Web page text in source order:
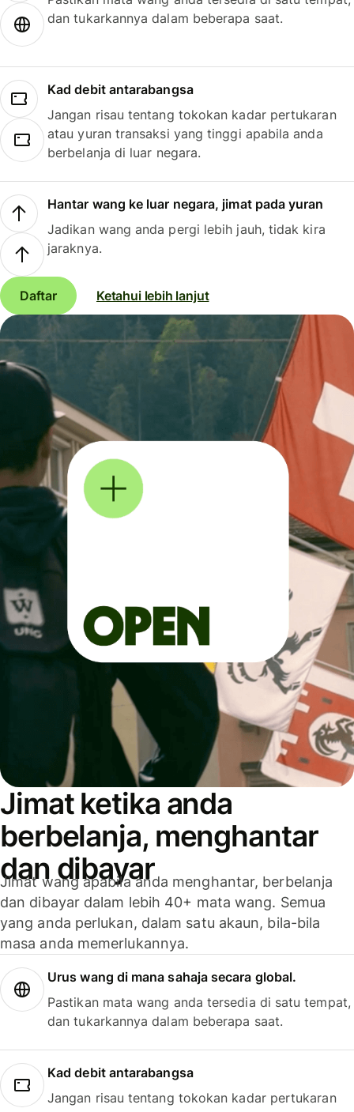
dan tukarkannya dalam beberapa saat.
Kad debit antarabangsa
Jangan risau tentang tokokan kadar pertukaran
atau yuran transaksi yang tinggi apabila anda
berbelanja di luar negara.
Hantar wang ke luar negara, jimat pada yuran
Jadikan wang anda pergi lebih jauh, tidak kira
jaraknya.
Daftar Ketahui lebih lanjut
Jimat ketika anda
berbelanja, menghantar
dan dibayar
Jimat wang apabila anda menghantar, berbelanja
dan dibayar dalam lebih 40+ mata wang. Semua
yang anda perlukan, dalam satu akaun, bila-bila
masa anda memerlukannya.
Urus wang di mana sahaja secara global.
Pastikan mata wang anda tersedia di satu tempat,
dan tukarkannya dalam beberapa saat.
Kad debit antarabangsa
Jangan risau tentang tokokan kadar pertukaran